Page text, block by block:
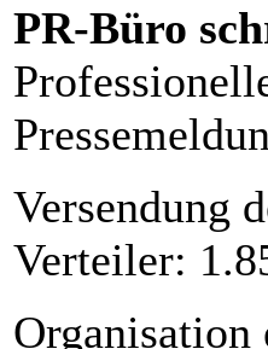
PR-Büro
Versendung
Verteiler:
Organisation